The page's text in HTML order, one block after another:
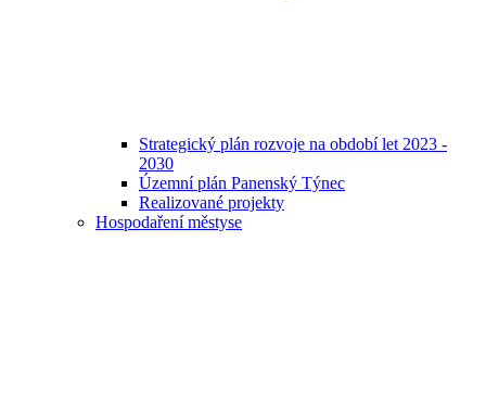
Strategický plán rozvoje na období let 2023 -
2030
Územní plán Panenský Týnec
Realizované projekty
Hospodaření městyse